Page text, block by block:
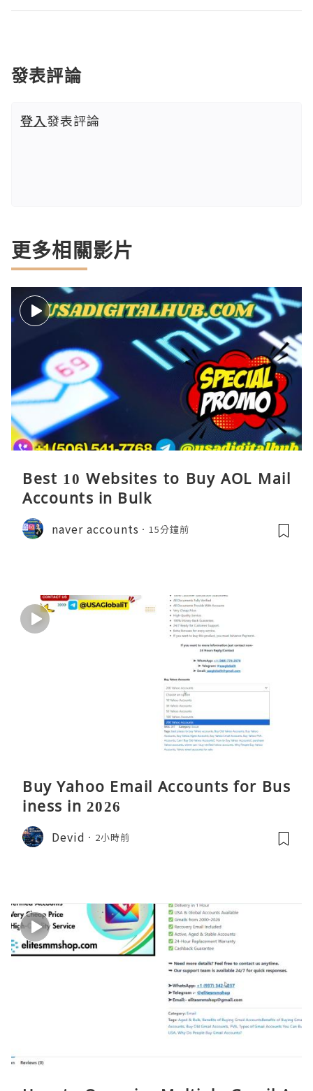
發表評論
登入發表評論
更多相關影片
Best 10 Websites to Buy AOL Mail
Accounts in Bulk
naver accounts 15分鐘前
Buy Yahoo Email Accounts for Bus
iness in 2026
Devid 2小時前